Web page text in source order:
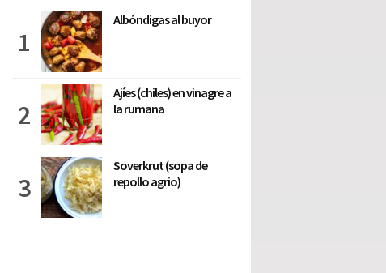
Albóndigas al buyor
Ajíes (chiles) en vinagre a
la rumana
Soverkrut (sopa de
repollo agrio)